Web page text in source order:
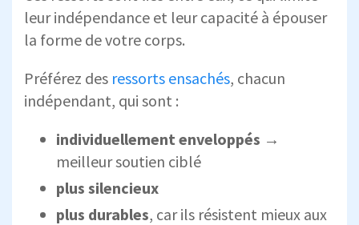
leur indépendance et leur capacité à épouser
la forme de votre corps.
Préférez des ressorts ensachés, chacun
indépendant, qui sont :
individuellement enveloppés →
meilleur soutien ciblé
plus silencieux
plus durables, car ils résistent mieux aux